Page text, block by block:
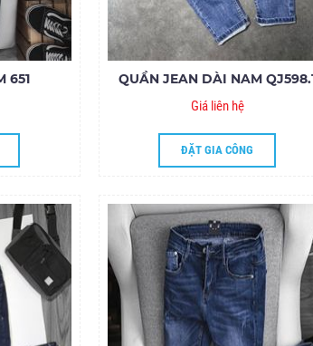
651
QUẦN JEAN DÀI NAM
Giá liên hệ
ĐẶT GIA CÔNG